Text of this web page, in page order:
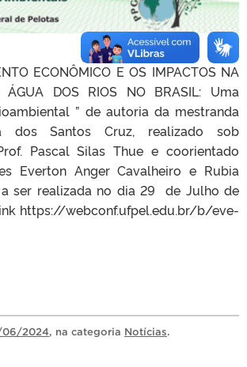
ECONÔMICO E OS IMPACTOS NA
ÁGUA DOS RIOS NO BRASIL: Uma
” de autoria da mestranda
dos Santos Cruz, realizado sob
Pascal Silas Thue e coorientado
Everton Anger Cavalheiro e Rubia
ser realizada no dia 29 de Julho de
https://webconf.ufpel.edu.br/b/eve-
2024, na categoria Notícias.